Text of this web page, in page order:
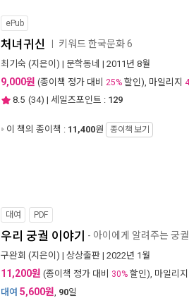
ePub
처녀귀신 키워드 한국문화 6
최기숙 (지은이) | 문학동네 | 2011년 8월
9,000원 (종이책 정가 대비 25% 할인), 마일리지
8.5 (34) | 세일즈포인트 : 129
이 책의 종이책 : 11,400원 종이책 보기
대여 PDF
우리 궁궐 이야기 - 아이에게 알려주는 궁
구완회 (지은이) | 상상출판 | 2022년 1월
11,200원 (종이책 정가 대비 30% 할인), 마일리지
대여 5,600원, 90일